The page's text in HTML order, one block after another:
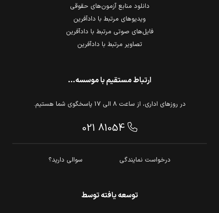
ارتباط مستقیم با موسسه...
در روزهای اداری، از ساعت 8 الی 17 پاسخگوی شما هستیم.
021 81054
درخواست نمایندگی سوالی دارید؟
دانلود منابع آزمون‌های حقوقی
ویدیوهای مرتبط با دادآفرین
فایل‌های صوتی مرتبط با دادآفرین
تصاویر مرتبط با دادآفرین
توسعه یافته توسط